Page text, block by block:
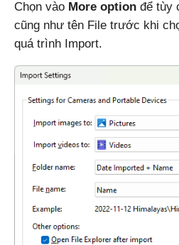
Chọn vào More option để tùy
cũng như tên File trước khi
quá trình Import.